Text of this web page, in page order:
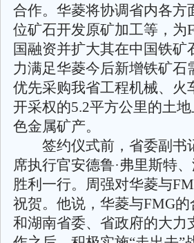
合作。华菱将协调省内各
位矿石开发原矿加工等，为
国融资并扩大其在中国铁
力满足华菱今后新增铁矿
优先采购我省工程机械、
开采权的5.2平方公里的土
色金属矿产。
签约仪式前，省委副书
席执行官安德鲁·弗里斯特
胜利一行。周强对华菱与
祝贺。他说，华菱与FMG
和湖南省委、省政府的大